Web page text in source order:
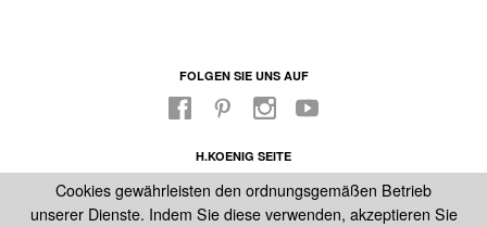
FOLGEN SIE UNS AUF
H.KOENIG SEITE
UNSER KUNDENDIENST
Cookies gewährleisten den ordnungsgemäßen Betrieb
unserer Dienste. Indem Sie diese verwenden, akzeptieren Sie